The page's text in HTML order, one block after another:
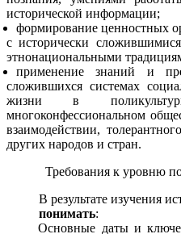
исторической информации;
формирование ценностных
с исторически
этнонациональными
применение знаний и
сложившихся системах
жизни в
многоконфессиональном
взаимодействии,
других народов и стран.
Требования к уровню
В результате изучения
понимать:
Основные даты и